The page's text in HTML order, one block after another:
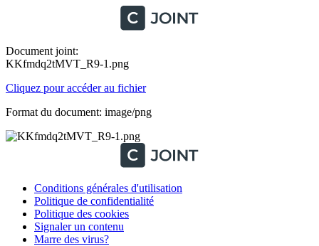
Document joint:
KKfmdq2tMVT_R9-1.png
Cliquez pour accéder au fichier
Format du document: image/png
Conditions générales d'utilisation
Politique de confidentialité
Politique des cookies
Signaler un contenu
Marre des virus?